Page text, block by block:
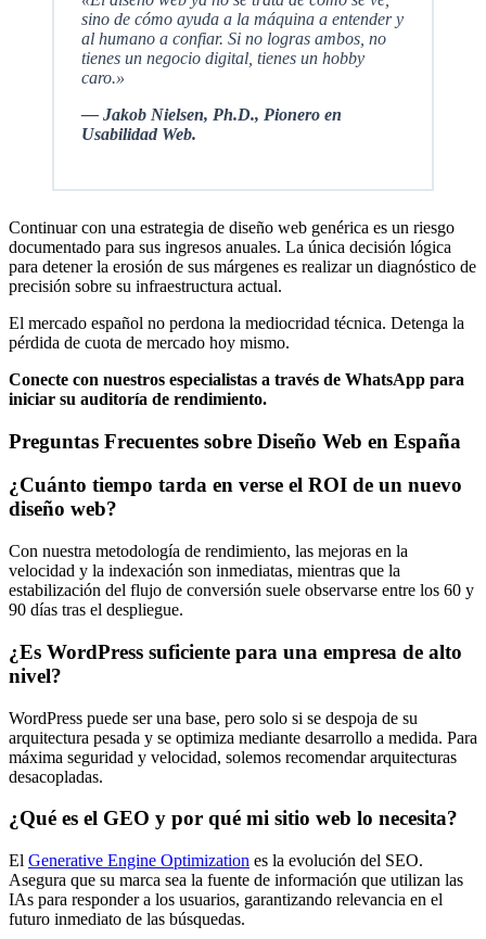
sino de cómo ayuda a la máquina a entender y
al humano a confiar. Si no logras ambos, no
tienes un negocio digital, tienes un hobby
caro.»
— Jakob Nielsen, Ph.D., Pionero en
Usabilidad Web.
Continuar con una estrategia de diseño web genérica es un riesgo
documentado para sus ingresos anuales. La única decisión lógica
para detener la erosión de sus márgenes es realizar un diagnóstico de
precisión sobre su infraestructura actual.
El mercado español no perdona la mediocridad técnica. Detenga la
pérdida de cuota de mercado hoy mismo.
Conecte con nuestros especialistas a través de WhatsApp para
iniciar su auditoría de rendimiento.
Preguntas Frecuentes sobre Diseño Web en España
¿Cuánto tiempo tarda en verse el ROI de un nuevo
diseño web?
Con nuestra metodología de rendimiento, las mejoras en la
velocidad y la indexación son inmediatas, mientras que la
estabilización del flujo de conversión suele observarse entre los 60 y
90 días tras el despliegue.
¿Es WordPress suficiente para una empresa de alto
nivel?
WordPress puede ser una base, pero solo si se despoja de su
arquitectura pesada y se optimiza mediante desarrollo a medida. Para
máxima seguridad y velocidad, solemos recomendar arquitecturas
desacopladas.
¿Qué es el GEO y por qué mi sitio web lo necesita?
El Generative Engine Optimization es la evolución del SEO.
Asegura que su marca sea la fuente de información que utilizan las
IAs para responder a los usuarios, garantizando relevancia en el
futuro inmediato de las búsquedas.